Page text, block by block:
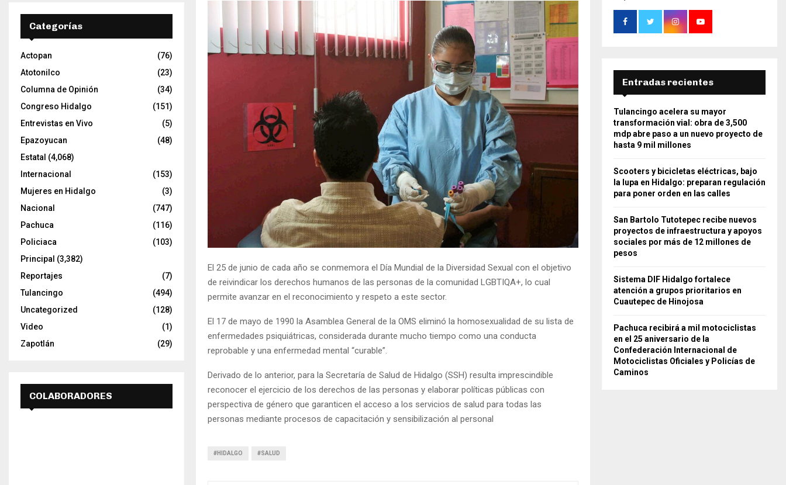
El 25 de junio de cada año se conmemora el Día Mundial de la Diversidad Sexual con el objetivo
de reivindicar los derechos humanos de las personas de la comunidad LGBTIQA+, lo cual
permite avanzar en el reconocimiento y respeto a este sector.
El 17 de mayo de 1990 la Asamblea General de la OMS eliminó la homosexualidad de su lista de
enfermedades psiquiátricas, considerada durante mucho tiempo como una conducta
reprobable y una enfermedad mental “curable”.
Derivado de lo anterior, para la Secretaría de Salud de Hidalgo (SSH) resulta imprescindible
reconocer el ejercicio de los derechos de las personas y elaborar políticas públicas con
perspectiva de género que garanticen el acceso a los servicios de salud para todas las
personas mediante procesos de capacitación y sensibilización al personal
#HIDALGO #SALUD
Categorías
Actopan
(76)
Atotonilco
(23)
Columna de Opinión
(34)
Congreso Hidalgo
(151)
Entrevistas en Vivo
(5)
Epazoyucan
(48)
Estatal (4,068)
Internacional
(153)
Mujeres en Hidalgo
(3)
Nacional
(747)
Pachuca
(116)
Policiaca
(103)
Principal (3,382)
Reportajes
(7)
Tulancingo
(494)
Uncategorized
(128)
Video
(1)
Zapotlán
(29)
COLABORADORES
Entradas recientes
Tulancingo acelera su mayor
transformación vial: obra de 3,500
mdp abre paso a un nuevo proyecto de
hasta 9 mil millones
Scooters y bicicletas eléctricas, bajo
la lupa en Hidalgo: preparan regulación
para poner orden en las calles
San Bartolo Tutotepec recibe nuevos
proyectos de infraestructura y apoyos
sociales por más de 12 millones de
pesos
Sistema DIF Hidalgo fortalece
atención a grupos prioritarios en
Cuautepec de Hinojosa
Pachuca recibirá a mil motociclistas
en el 25 aniversario de la
Confederación Internacional de
Motociclistas Oficiales y Policías de
Caminos